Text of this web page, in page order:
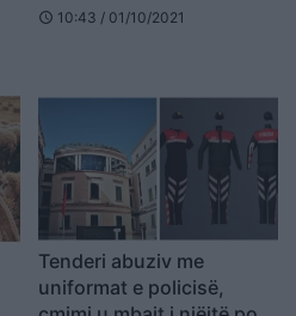
schedule 10:43 / 01/10/2021
Tenderi abuziv me
uniformat e policisë,